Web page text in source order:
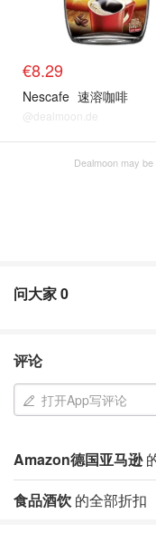
€8.29
Nescafe 速溶咖啡
@dealmoon.de
Dealmoon may
问大家0
评论
打开App写评论
Amazon德国亚马逊
食品酒饮 的全部折扣